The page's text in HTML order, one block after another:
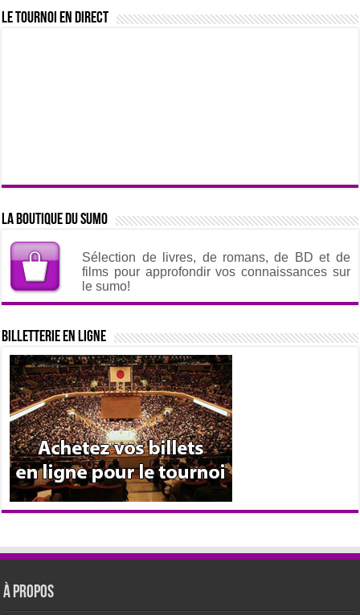
Le tournoi en direct
La boutique du sumo
Sélection de livres, de romans, de BD et de
films pour approfondir vos connaissances sur
le sumo!
Billetterie en ligne
À propos